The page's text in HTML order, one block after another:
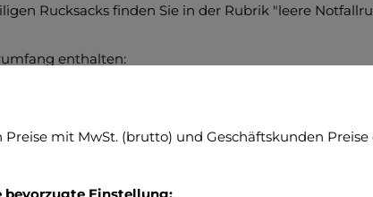
Rucksacks finden Sie in der Rubrik "leere
enthalten:
Schwestern-Stethoskop
Standard inkl. Batterien
Spur II Einmalbeatmungsbeutelset inkl. Maske
mit MwSt. (brutto) und Geschäftskunden Preise
bevorzugte Einstellung: